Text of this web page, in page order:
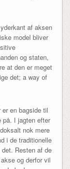
af aksen
model bliver
og staten,
at den er meget
det; a way of
en bagside til
I jagten efter
nok mere
i de traditionelle
Resten af de
og derfor vil